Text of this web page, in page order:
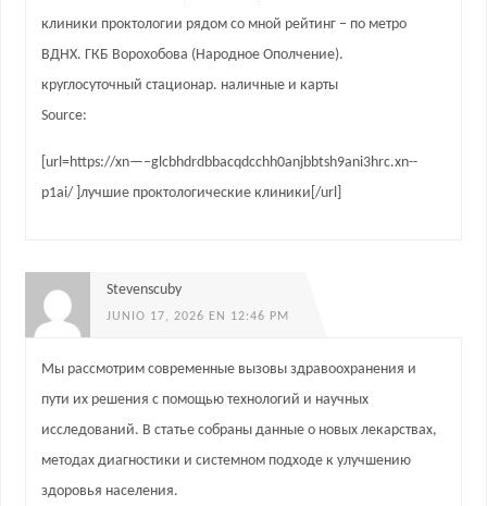
клиники проктологии рядом со мной рейтинг – по метро
ВДНХ. ГКБ Ворохобова (Народное Ополчение).
круглосуточный стационар. наличные и карты
Source:
[url=https://xn—–glcbhdrdbbacqdcchh0anjbbtsh9ani3hrc.xn--
p1ai/ ]лучшие проктологические клиники[/url]
Stevenscuby
JUNIO 17, 2026 EN 12:46 PM
Мы рассмотрим современные вызовы здравоохранения и
пути их решения с помощью технологий и научных
исследований. В статье собраны данные о новых лекарствах,
методах диагностики и системном подходе к улучшению
здоровья населения.